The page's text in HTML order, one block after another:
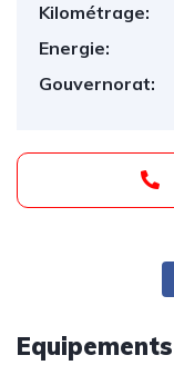
Kilométrage:
Energie:
Gouvernorat:
Equipements